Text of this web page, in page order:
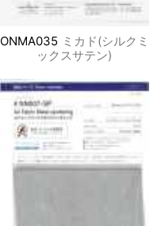
ONMA035 ミカド(シルクミ
ックスサテン)